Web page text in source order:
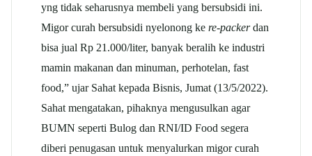
yng tidak seharusnya membeli yang bersubsidi ini.
Migor curah bersubsidi nyelonong ke re-packerdan
bisa jual Rp 21.000/liter, banyak beralih ke industri
mamin makanan dan minuman, perhotelan, fast
food,” ujar Sahat kepada Bisnis, Jumat (13/5/2022).
Sahat mengatakan, pihaknya mengusulkan agar
BUMN seperti Bulog dan RNI/ID Food segera
diberi penugasan untuk menyalurkan migor curah